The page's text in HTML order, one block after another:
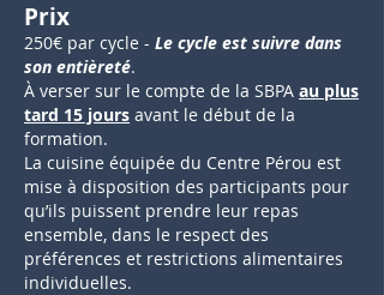
Prix
250€ par cycle - Le cycle est suivre dans
son entièreté.
À verser sur le compte de la SBPA au plus
tard 15 jours avant le début de la
formation.
La cuisine équipée du Centre Pérou est
mise à disposition des participants pour
qu’ils puissent prendre leur repas
ensemble, dans le respect des
préférences et restrictions alimentaires
individuelles.